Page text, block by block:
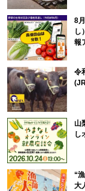
8
し
報
令
山
し
“
大